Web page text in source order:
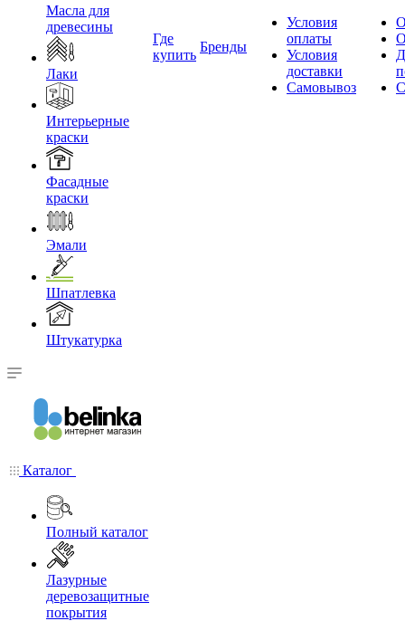
Масла для
древесины
Лаки
Интерьерные
краски
Фасадные
краски
Эмали
Шпатлевка
Штукатурка
Где
купить
Бренды
Условия
оплаты
Условия
доставки
Самовывоз
Каталог
Полный каталог
Лазурные
деревозащитные
покрытия